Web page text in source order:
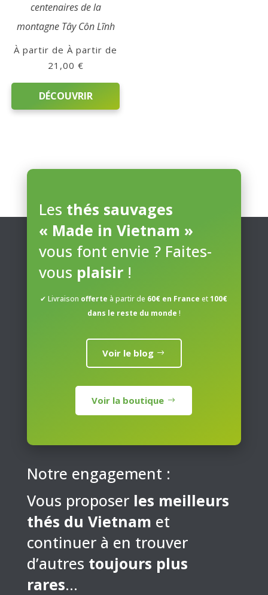
centenaires de la
montagne Tây Côn Lĩnh
À partir de
21,00 €
DÉCOUVRIR
plusieurs
peuvent
choisies
Les thés sauvages
« Made in Vietnam »
vous font envie ? Faites-
vous plaisir!
✔ Livraison offerte à partir de 60€ en France et100€
dans le reste du monde !
Voir le blog
Voir la boutique
Notre engagement :
Vous proposer les meilleurs
thés du Vietnam et
continuer à en trouver
d’autres toujours plus
rares…